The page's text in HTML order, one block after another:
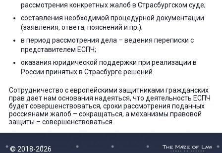
рассмотрения конкретных жалоб в Страсбургском суде;
составления необходимой процедурной документации
(заявления, ответа, пояснений и пр.);
в период рассмотрения дела – ведения переписки с
представителем ЕСПЧ;
оказания юридической поддержки при реализации в
России принятых в Страсбурге решений.
Сотрудничество с европейскими защитниками гражданских
прав дает нам основания надеяться, что деятельность ЕСПЧ
будет совершенствоваться, сроки рассмотрения поданных
россиянами жалоб – сокращаться, а механизмы правовой
защиты – совершенствоваться.
© 2018-2026